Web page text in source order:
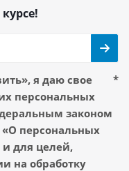
я даю свое
персональных
законом
«О персональных
для целей,
на обработку
*